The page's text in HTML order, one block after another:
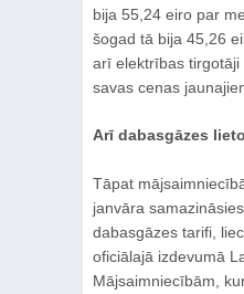
bija 55,24 eiro par
šogad tā bija 45,26
arī elektrības tirgotāji
savas cenas
Arī dabasgāzes
Tāpat
janvāra
dabasgāzes tarifi,
oficiālajā izdevumā
Mājsaimniecībām,